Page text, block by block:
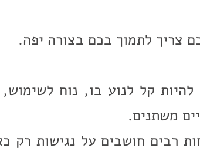
צריך לתמוך בכם בצורה יפה.
להיות קל לנוע בו, נוח
משתנים.
רבים חושבים על נגישות